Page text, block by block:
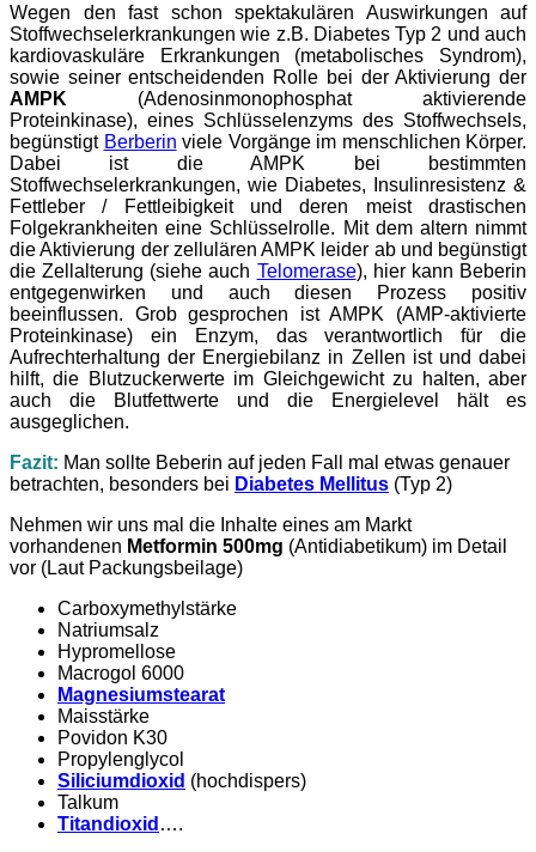
Wegen den fast schon spektakulären Auswirkungen auf
Stoffwechselerkrankungen wie z.B. Diabetes Typ 2 und auch
kardiovaskuläre Erkrankungen (metabolisches Syndrom),
sowie seiner entscheidenden Rolle bei der Aktivierung der
AMPK (Adenosinmonophosphat aktivierende
Proteinkinase), eines Schlüsselenzyms des Stoffwechsels,
begünstigt Berberin viele Vorgänge im menschlichen Körper.
Dabei ist die AMPK bei bestimmten
Stoffwechselerkrankungen, wie Diabetes, Insulinresistenz &
Fettleber / Fettleibigkeit und deren meist drastischen
Folgekrankheiten eine Schlüsselrolle. Mit dem altern nimmt
die Aktivierung der zellulären AMPK leider ab und begünstigt
die Zellalterung (siehe auch Telomerase), hier kann Beberin
entgegenwirken und auch diesen Prozess positiv
beeinflussen. Grob gesprochen ist AMPK (AMP-aktivierte
Proteinkinase) ein Enzym, das verantwortlich für die
Aufrechterhaltung der Energiebilanz in Zellen ist und dabei
hilft, die Blutzuckerwerte im Gleichgewicht zu halten, aber
auch die Blutfettwerte und die Energielevel hält es
ausgeglichen.
Fazit: Man sollte Beberin auf jeden Fall mal etwas genauer
betrachten, besonders bei Diabetes Mellitus (Typ 2)
Nehmen wir uns mal die Inhalte eines am Markt
vorhandenen Metformin 500mg (Antidiabetikum) im Detail
vor (Laut Packungsbeilage)
Carboxymethylstärke
Natriumsalz
Hypromellose
Macrogol 6000
Magnesiumstearat
Maisstärke
Povidon K30
Propylenglycol
Siliciumdioxid (hochdispers)
Talkum
Titandioxid ….